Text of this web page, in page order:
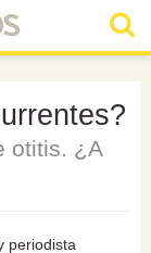
otitis. ¿A
periodista